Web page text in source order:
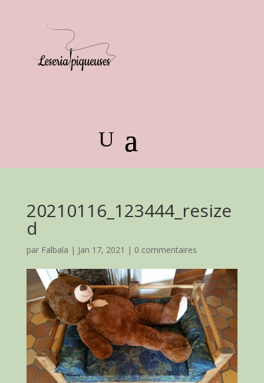
20210116_123444_resize
d
par Falbala | Jan 17, 2021 | 0 commentaires